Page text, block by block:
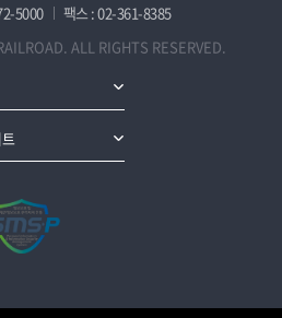
5000
팩스 : 02-361-8385
ALL RIGHTS RESERVED.